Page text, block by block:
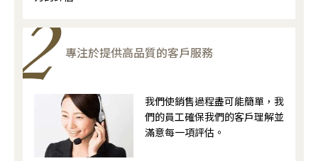
專注於提供高品質的客戶服務
我們使銷售過程盡可能簡單，我
們的員工確保我們的客戶理解並
滿意每一項評估。